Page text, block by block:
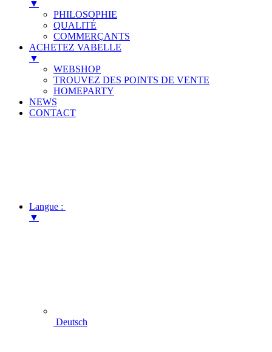
▼
PHILOSOPHIE
QUALITÉ
COMMERÇANTS
ACHETEZ VABELLE
▼
WEBSHOP
TROUVEZ DES POINTS DE VENTE
HOMEPARTY
NEWS
CONTACT
Langue :
▼
Deutsch